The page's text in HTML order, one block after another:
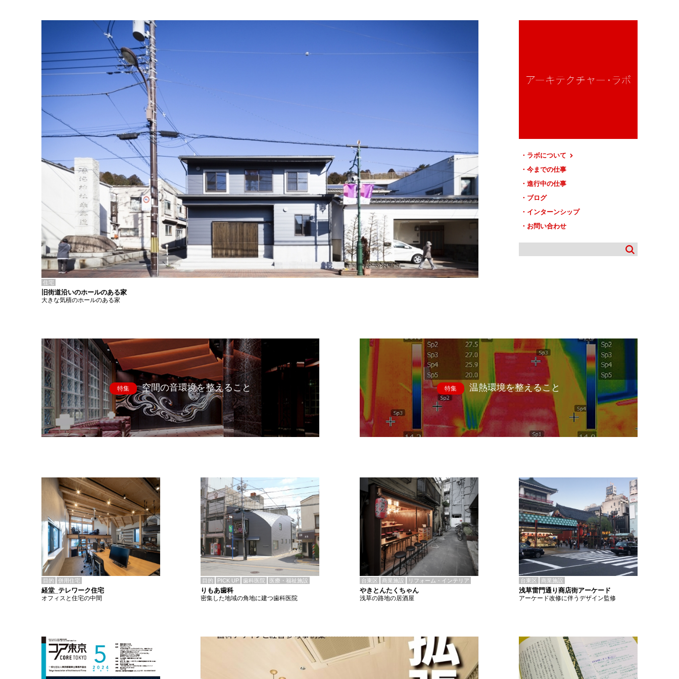
ラボについて
今までの仕事
進行中の仕事
ブログ
インターンシップ
お問い合わせ
住宅
旧街道沿いのホールのある家
大きな気積のホールのある家
特集 空間の音環境を整えること 特集 温熱環境を整えること
目的 併用住宅
経堂_テレワーク住宅
オフィスと住宅の中間
目的 PICK UP 歯科医院 医療・福祉施設
りもあ歯科
密集した地域の角地に建つ歯科医院
台東区 商業施設 リフォーム・インテリア
やきとんたくちゃん
浅草の路地の居酒屋
台東区 商業施設
浅草雷門通り商店街アーケード
アーケード改修に伴うデザイン監修